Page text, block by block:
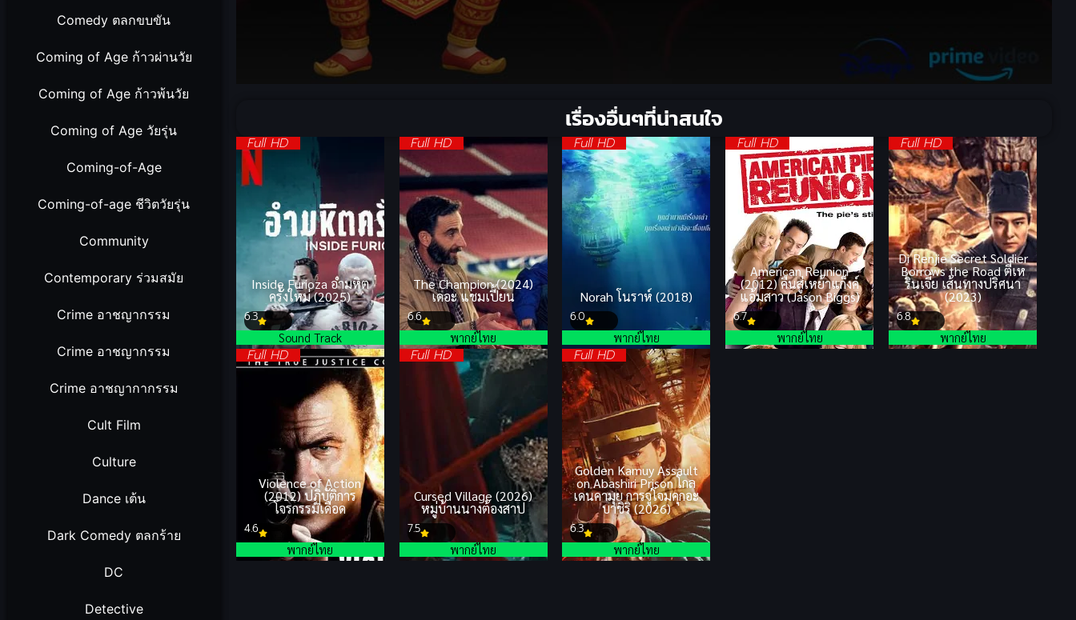
Comedy ตลกขบขัน
Coming of Age ก้าวผ่านวัย
Coming of Age ก้าวพ้นวัย
Coming of Age วัยรุ่น
Coming-of-Age
Coming-of-age ชีวิตวัยรุ่น
Community
Contemporary ร่วมสมัย
Crime อาชญากรรม
Crime อาชญากรรม
Crime อาชญากากรรม
Cult Film
Culture
Dance เต้น
Dark Comedy ตลกร้าย
DC
Detective
เรื่องอื่นๆที่น่าสนใจ
Full HD
Inside Furioza อำมหิต
ครั้งใหม่ (2025)
6.3
Sound Track
Full HD
The Champion (2024)
เดอะ แชมเปี้ยน
6.6
พากย์ไทย
Full HD
Norah โนราห์ (2018)
6.0
พากย์ไทย
Full HD
American Reunion
(2012) คืนสู่เหย้าแก็งค์
แอ้มสาว (Jason Biggs)
6.7
พากย์ไทย
Full HD
Di Renjie Secret Soldier
Borrows the Road ตี๋เห
รินเจี๋ย เส้นทางปริศนา
(2023)
6.8
พากย์ไทย
Full HD
Violence of Action
(2012) ปฏิบัติการ
โจรกรรมเดือด
4.6
พากย์ไทย
Full HD
Cursed Village (2026)
หมู่บ้านนางต้องสาป
7.5
พากย์ไทย
Full HD
Golden Kamuy Assault
on Abashiri Prison โกล
เดนคามุย การจู่โจมคุกอะ
บาชิริ (2026)
6.3
พากย์ไทย